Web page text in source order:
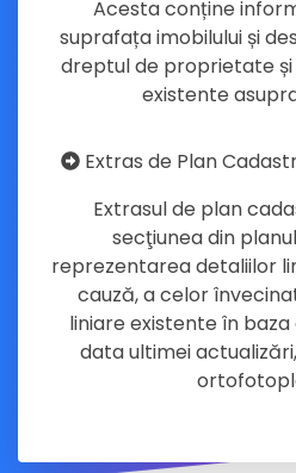
Acesta conține
suprafața imobilului și
dreptul de proprietate
existente
Extras de Plan
Extrasul de plan
secţiunea din
reprezentarea detaliilor
cauză, a celor
liniare existente în
data ultimei